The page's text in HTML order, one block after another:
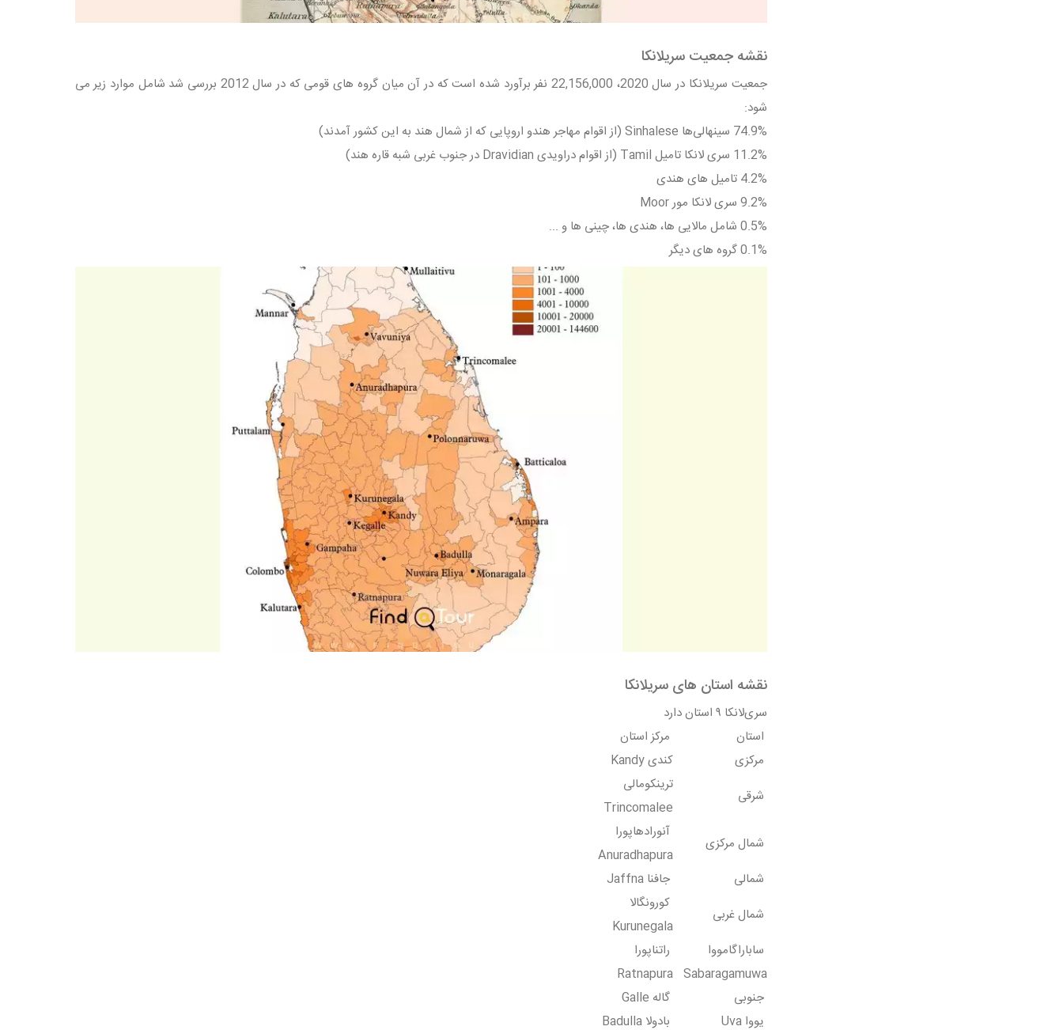
نقشه جمعیت سریلانکا
جمعیت سریلانکا در سال 2020، 22,156,000 نفر برآورد شده است که در آن میان گروه های قومی که در سال 2012 بررسی شد شامل موارد زیر می
شود:
74.9% سینهالی‌ها Sinhalese (از اقوام مهاجر هندو اروپایی که از شمال هند به این کشور آمدند)
11.2% سری لانکا تامیل Tamil (از اقوام دراویدی Dravidian در جنوب غربی شبه قاره هند)
4.2% تامیل های هندی
9.2% سری لانکا مور Moor
0.5% شامل مالایی ها، هندی ها، چینی ها و ...
0.1% گروه های دیگر
نقشه استان های سریلانکا
سری‌لانکا ۹ استان دارد
استان
مرکز استان
مرکزی
کندی Kandy
شرقی
ترینکومالی
Trincomalee
شمال مرکزی
آنورادهاپورا
Anuradhapura
شمالی
جافنا Jaffna
شمال غربی
کورونگالا
Kurunegala
ساباراگامووا
Sabaragamuwa
راتناپورا
Ratnapura
جنوبی
گاله Galle
یووا Uva
بادولا Badulla